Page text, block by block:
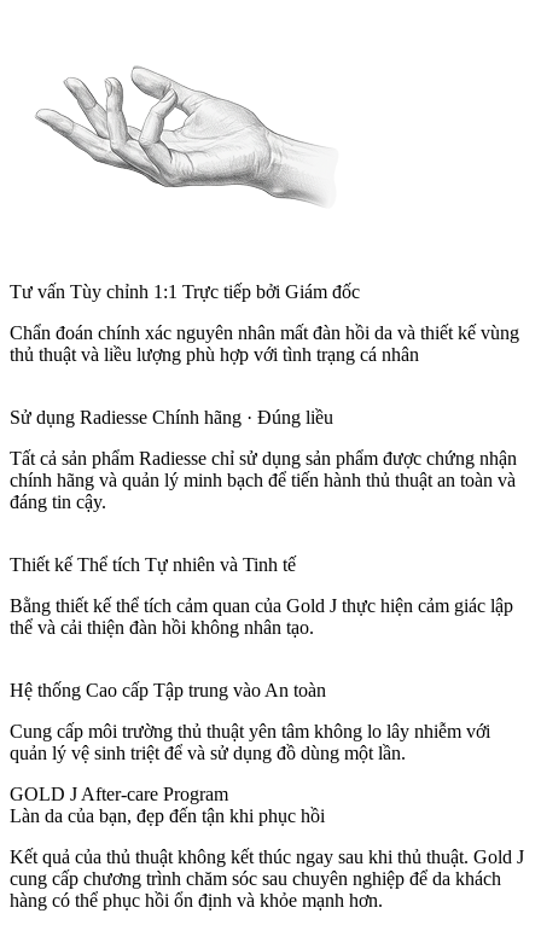
Tư vấn Tùy chỉnh 1:1 Trực tiếp bởi Giám đốc
Chẩn đoán chính xác nguyên nhân mất đàn hồi da và thiết kế vùng
thủ thuật và liều lượng phù hợp với tình trạng cá nhân
Sử dụng Radiesse Chính hãng · Đúng liều
Tất cả sản phẩm Radiesse chỉ sử dụng sản phẩm được chứng nhận
chính hãng và quản lý minh bạch để tiến hành thủ thuật an toàn và
đáng tin cậy.
Thiết kế Thể tích Tự nhiên và Tinh tế
Bằng thiết kế thể tích cảm quan của Gold J thực hiện cảm giác lập
thể và cải thiện đàn hồi không nhân tạo.
Hệ thống Cao cấp Tập trung vào An toàn
Cung cấp môi trường thủ thuật yên tâm không lo lây nhiễm với
quản lý vệ sinh triệt để và sử dụng đồ dùng một lần.
GOLD J After-care Program
Làn da của bạn, đẹp đến tận khi phục hồi
Kết quả của thủ thuật không kết thúc ngay sau khi thủ thuật. Gold J
cung cấp chương trình chăm sóc sau chuyên nghiệp để da khách
hàng có thể phục hồi ổn định và khỏe mạnh hơn.